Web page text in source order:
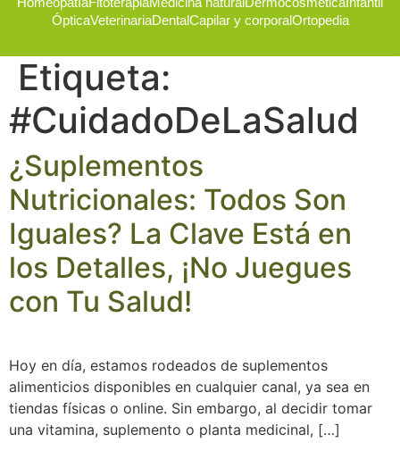
ÓpticaVeterinariaDentalCapilar y corporalOrtopedia
Etiqueta:
#CuidadoDeLaSalud
¿Suplementos
Nutricionales: Todos Son
Iguales? La Clave Está en
los Detalles, ¡No Juegues
con Tu Salud!
Hoy en día, estamos rodeados de suplementos
alimenticios disponibles en cualquier canal, ya sea en
tiendas físicas o online. Sin embargo, al decidir tomar
una vitamina, suplemento o planta medicinal, […]